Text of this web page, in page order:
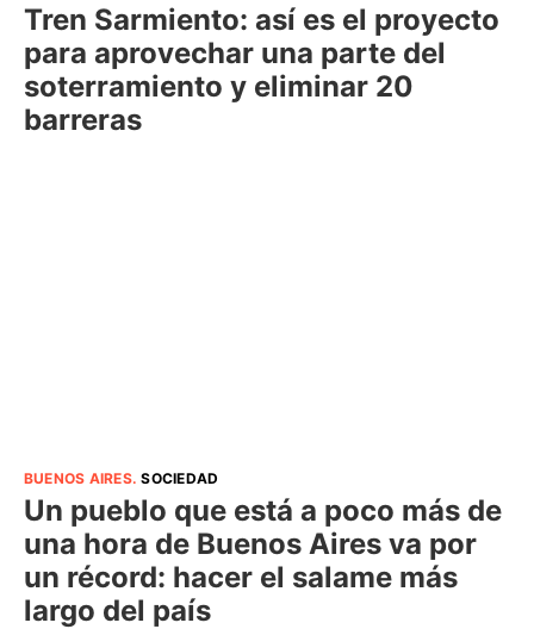
Tren Sarmiento: así es el proyecto
para aprovechar una parte del
soterramiento y eliminar 20
barreras
BUENOS AIRES.SOCIEDAD
Un pueblo que está a poco más de
una hora de Buenos Aires va por
un récord: hacer el salame más
largo del país